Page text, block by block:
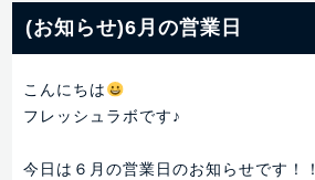
(お知らせ)6月の営業日
こんにちは
フレッシュラボです♪
今日は６月の営業日のお知らせです！！